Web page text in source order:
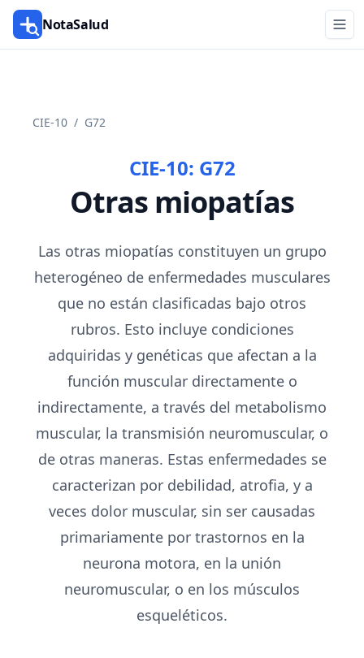
NotaSalud
CIE-10 / G72
CIE-10: G72
Otras miopatías
Las otras miopatías constituyen un grupo
heterogéneo de enfermedades musculares
que no están clasificadas bajo otros
rubros. Esto incluye condiciones
adquiridas y genéticas que afectan a la
función muscular directamente o
indirectamente, a través del metabolismo
muscular, la transmisión neuromuscular, o
de otras maneras. Estas enfermedades se
caracterizan por debilidad, atrofia, y a
veces dolor muscular, sin ser causadas
primariamente por trastornos en la
neurona motora, en la unión
neuromuscular, o en los músculos
esqueléticos.